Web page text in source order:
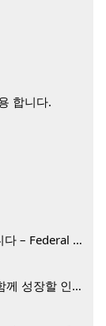
합니다.
Korean BBQ 레스토랑 서버 & 호스트 구합니다 – Federal Way & Tacoma $45-$60/hr (server), $21-23/hr (Host)
(Renton 이전) Motoyoshi Dental Lab에서 함께 성장할 인재를 모십니다.